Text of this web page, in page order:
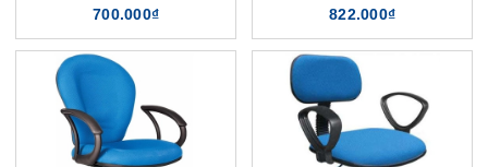
700.000₫ 822.000₫